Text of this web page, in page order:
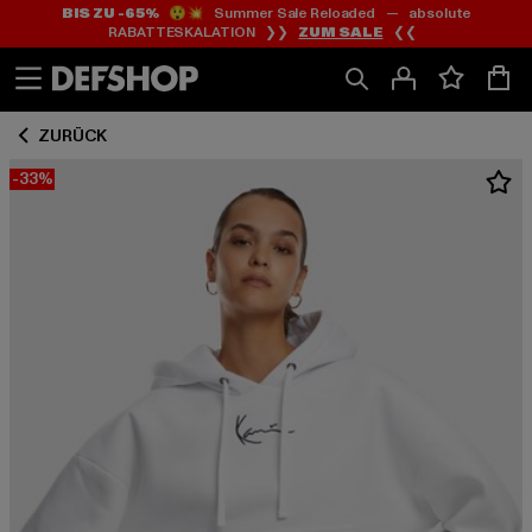
Zum
Inhalt
springen
Zum
Fußzeile
springen
BIS ZU -65%😲💥 Summer Sale Reloaded — absolute
RABATTESKALATION ❯❯ ZUM SALE ❮❮
ZURÜCK
-33%